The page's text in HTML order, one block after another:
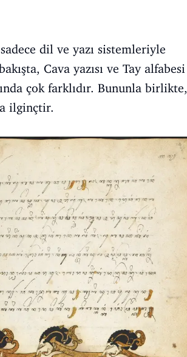
dil ve yazı sistemleriyle
Cava yazısı ve Tay alfabesi
çok farklıdır. Bununla birlikte,
ilginçtir.